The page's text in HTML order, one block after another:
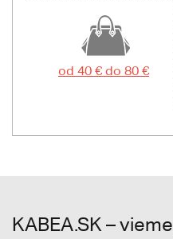
od 40 € do 80 €
KABEA.SK –